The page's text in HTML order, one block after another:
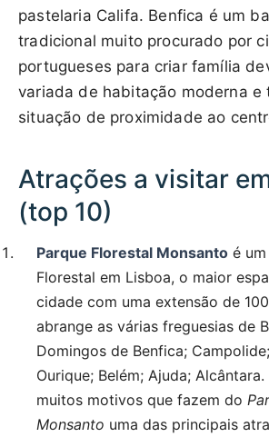
pastelaria Califa. Benfica é um
tradicional muito procurado por
portugueses para criar família
variada de habitação moderna e
situação de proximidade ao
Atrações a visitar
(top 10)
Parque Florestal Monsanto é
Florestal em Lisboa, o maior
cidade com uma extensão de
abrange as várias freguesias de
Domingos de Benfica;
Ourique; Belém; Ajuda;
muitos motivos que fazem do
Monsanto uma das principais